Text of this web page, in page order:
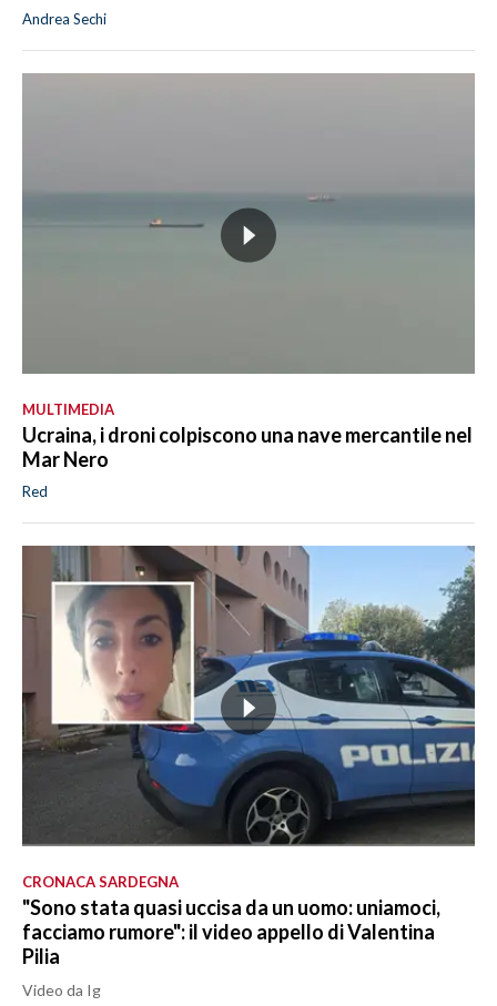
Andrea Sechi
MULTIMEDIA
Ucraina, i droni colpiscono una nave mercantile nel
Mar Nero
Red
CRONACA SARDEGNA
"Sono stata quasi uccisa da un uomo: uniamoci,
facciamo rumore": il video appello di Valentina
Pilia
Video da Ig